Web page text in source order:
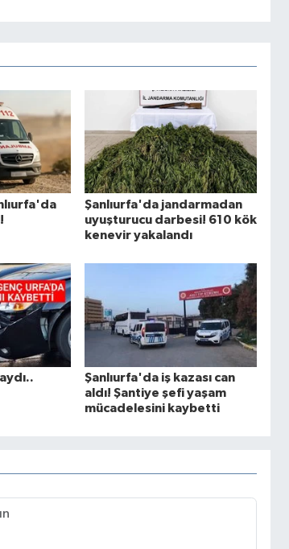
Şanlıurfa'da jandarmadan
uyuşturucu darbesi! 610 kök
kenevir yakalandı
Şanlıurfa'da iş kazası can
aldı! Şantiye şefi yaşam
mücadelesini kaybetti